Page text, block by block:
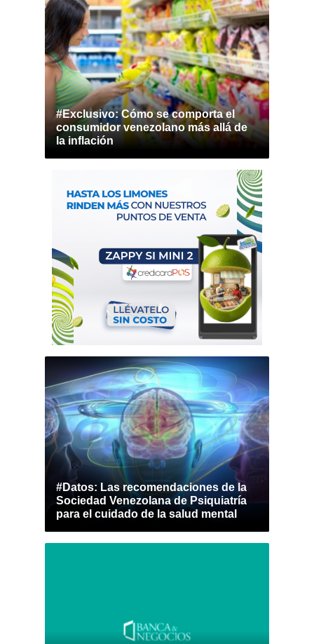
#Exclusivo: Cómo se comporta el
consumidor venezolano más allá de
la inflación
#Datos: Las recomendaciones de la
Sociedad Venezolana de Psiquiatría
para el cuidado de la salud mental